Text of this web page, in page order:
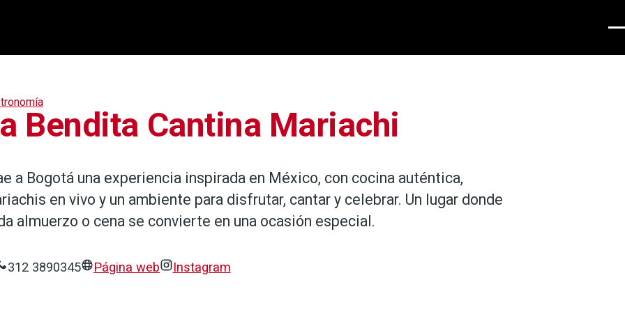
Bendita Cantina Mariachi
a Bogotá una experiencia inspirada en México, con cocina auténtica,
en vivo y un ambiente para disfrutar, cantar y celebrar. Un lugar donde
almuerzo o cena se convierte en una ocasión especial.
312 3890345 Página web Instagram